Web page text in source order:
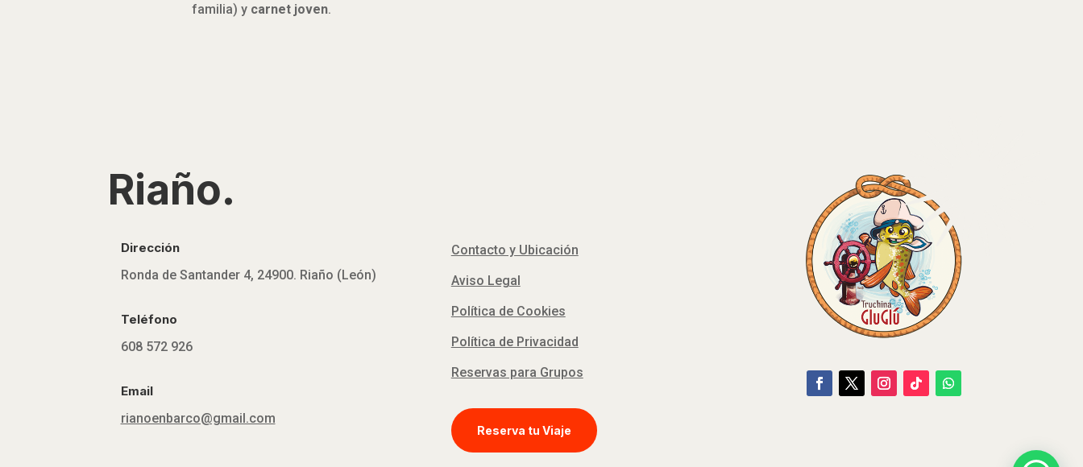
familia) y carnet joven.
Riaño.
Dirección
Ronda de Santander 4, 24900. Riaño (León)
Teléfono
608 572 926
Email
rianoenbarco@gmail.com
Contacto y Ubicación
Aviso Legal
Política de Cookies
Política de Privacidad
Reservas para Grupos
Reserva tu Viaje